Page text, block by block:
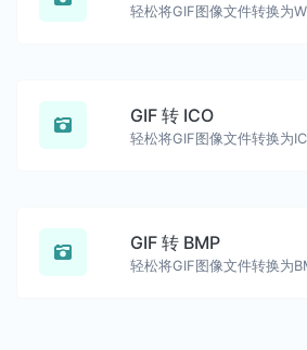
GIF 转 ICO
GIF 转 BMP